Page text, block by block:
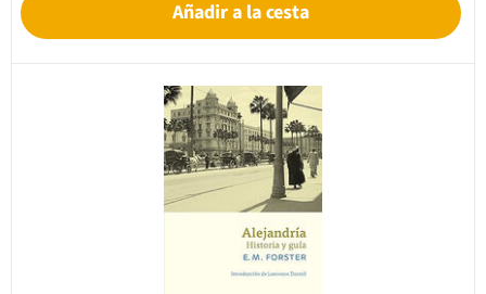
Añadir a la cesta